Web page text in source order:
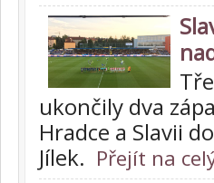
ukončily dva
Hradce a Slavii
Jílek. Přejít na